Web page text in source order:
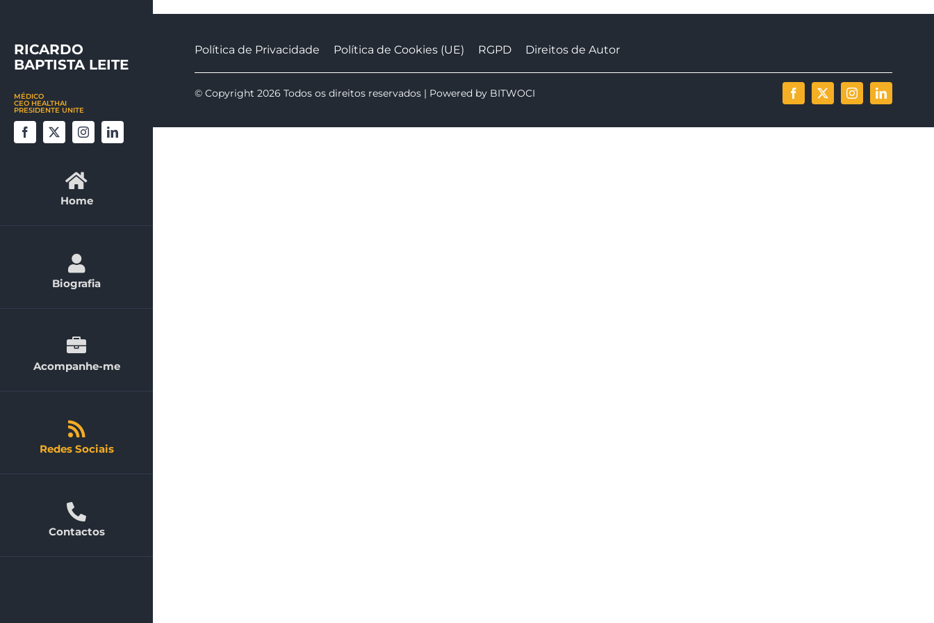
content
RICARDO
BAPTISTA LEITE
MÉDICO
CEO HEALTHAI
PRESIDENTE UNITE
Home
Biografia
Acompanhe-me
Redes Sociais
Contactos
Política de Privacidade Política de Cookies (UE) RGPD Direitos de Autor
© Copyright 2026 Todos os direitos reservados | Powered by BITWOCI